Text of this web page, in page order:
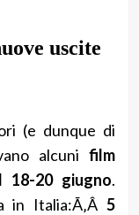
uscite
(e dunque di
alcuni film
18-20 giugno.
in Italia:Ã‚Â 5